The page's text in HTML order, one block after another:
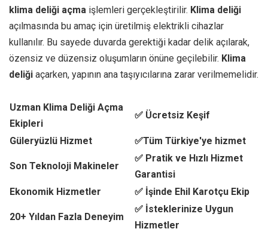
klima deliği açma işlemleri gerçekleştirilir. Klima deliği
açılmasında bu amaç için üretilmiş elektrikli cihazlar
kullanılır. Bu sayede duvarda gerektiği kadar delik açılarak,
özensiz ve düzensiz oluşumların önüne geçilebilir. Klima
deliği açarken, yapının ana taşıyıcılarına zarar verilmemelidir.
Uzman Klima Deliği Açma
Ekipleri
✅ Ücretsiz Keşif
Güleryüzlü Hizmet ✅Tüm Türkiye'ye hizmet
Son Teknoloji Makineler
✅ Pratik ve Hızlı Hizmet
Garantisi
Ekonomik Hizmetler
✅ İşinde Ehil Karotçu Ekip
20+ Yıldan Fazla Deneyim
✅ İsteklerinize Uygun
Hizmetler